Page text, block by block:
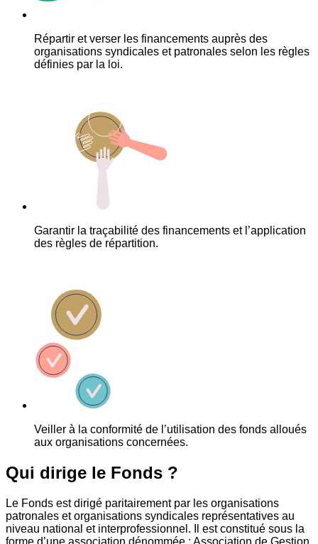
Répartir et verser les financements auprès des
organisations syndicales et patronales selon les règles
définies par la loi.
Garantir la traçabilité des financements et l’application
des règles de répartition.
Veiller à la conformité de l’utilisation des fonds alloués
aux organisations concernées.
Qui dirige le Fonds ?
Le Fonds est dirigé paritairement par les organisations
patronales et organisations syndicales représentatives au
niveau national et interprofessionnel. Il est constitué sous la